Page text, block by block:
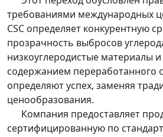
требованиями международных
CSC определяет конкурентную
прозрачность выбросов
низкоуглеродистые материалы и
содержанием переработанного
определяют успех, заменяя
ценообразования.
Компания предоставляет
сертифицированную по